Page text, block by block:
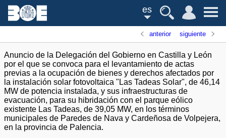
es
anterior siguiente
Anuncio de la Delegación del Gobierno en Castilla y León
por el que se convoca para el levantamiento de actas
previas a la ocupación de bienes y derechos afectados por
la instalación solar fotovoltaica "Las Tadeas Solar", de 46,14
MW de potencia instalada, y sus infraestructuras de
evacuación, para su hibridación con el parque eólico
existente Las Tadeas, de 39,05 MW, en los términos
municipales de Paredes de Nava y Cardeñosa de Volpejera,
en la provincia de Palencia.